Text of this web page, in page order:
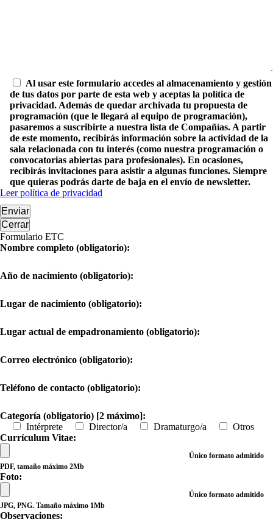
Al usar este formulario accedes al almacenamiento y gestión
de tus datos por parte de esta web y aceptas la política de
privacidad. Además de quedar archivada tu propuesta de
programación (que le llegará al equipo de programación),
pasaremos a suscribirte a nuestra lista de Compañías. A partir
de este momento, recibirás información sobre la actividad de la
sala relacionada con tu interés (como nuestra programación o
convocatorias abiertas para profesionales). En ocasiones,
recibirás invitaciones para asistir a algunas funciones. Siempre
que quieras podrás darte de baja en el envío de newsletter.
Leer política de privacidad
Enviar
Cerrar
Formulario ETC
Nombre completo (obligatorio):
Año de nacimiento (obligatorio):
Lugar de nacimiento (obligatorio):
Lugar actual de empadronamiento (obligatorio):
Correo electrónico (obligatorio):
Teléfono de contacto (obligatorio):
Categoría (obligatorio) [2 máximo]:
Intérprete
Director/a Dramaturgo/a
Otros
Currículum Vitae:
Único formato admitido
PDF, tamaño máximo 2Mb
Foto:
Único formato admitido
JPG, PNG. Tamaño máximo 1Mb
Observaciones: